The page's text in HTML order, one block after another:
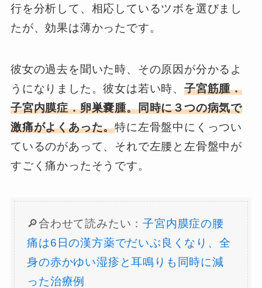
行を分析して、相応しているツボを選びまし
たが、効果は薄かったです。
彼女の過去を聞いた時、その原因が分かるよ
うになりました。彼女は若い時、 子宮筋腫．
子宮内膜症．卵巣嚢腫。同時に３つの病気で
激痛がよくあった。特に左骨盤中にくっつい
ているのがあって、それで左腰と左骨盤中が
すごく痛かったそうです。
🔎合わせて読みたい：子宮内膜症の腰
痛は6日の漢方薬でだいぶ良くなり、全
身の赤かゆい湿疹と耳鳴りも同時に減
った治療例